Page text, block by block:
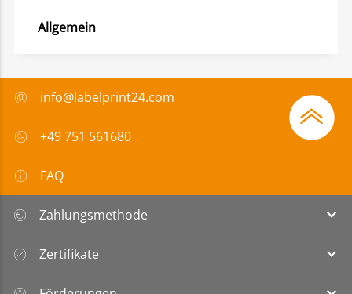
Allgemein
info@labelprint24.com
+49 751 561680
FAQ
Zahlungsmethode
Zertifikate